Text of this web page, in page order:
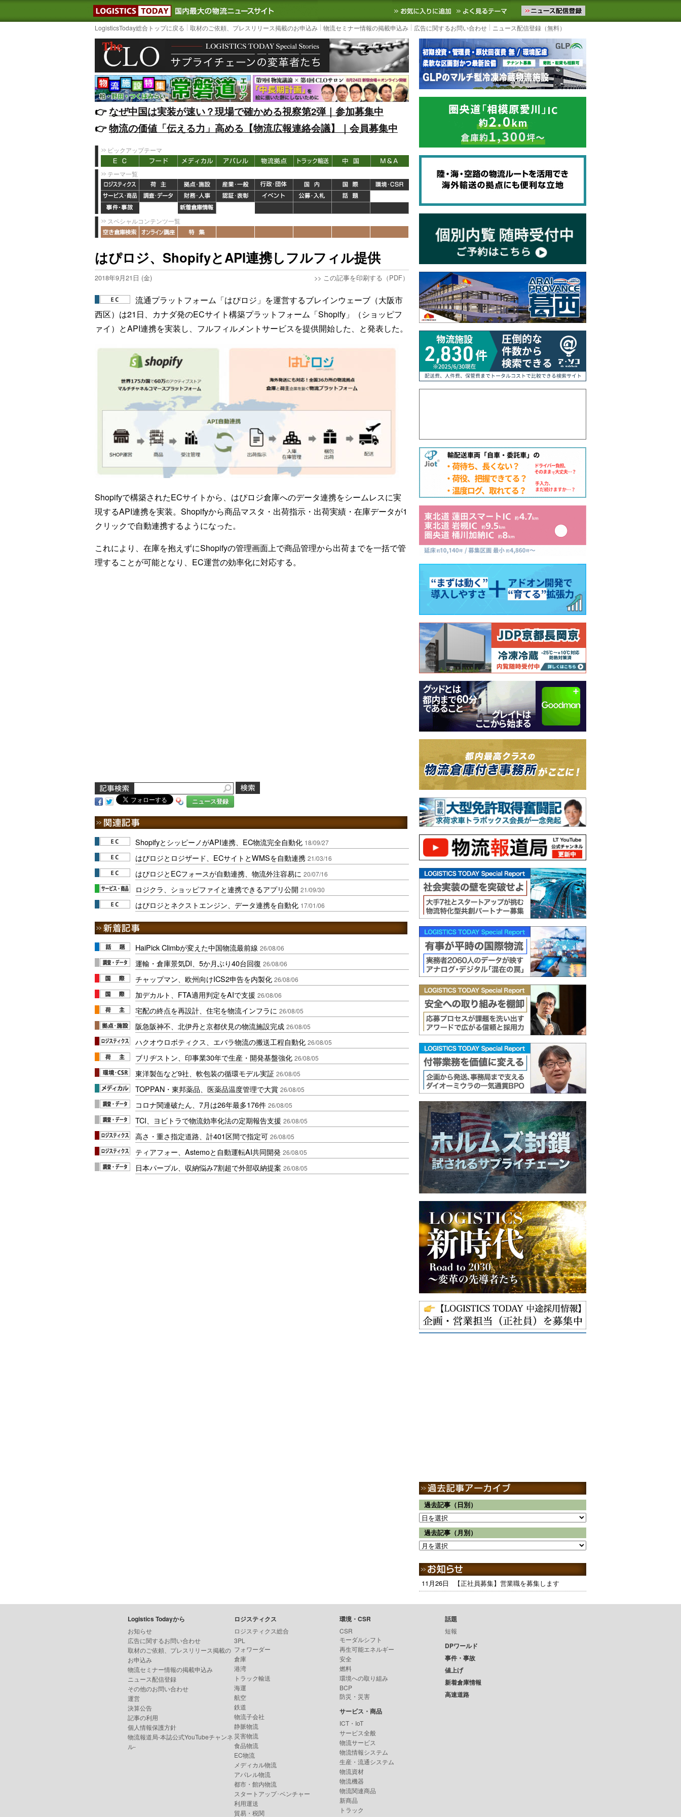
LOGISTICS TODAY｜国内最大の物流ニュースサイト3PL, SCMなど国内外の最新の物流ニュースをお届けします。物流ニュースメール配信を登録す
お気に入りに追加 よく見るテーマ
LogisticsToday総合トップに戻る 取材のご依頼、プレスリリース掲載のお申込み 物流セミナー情報の掲載申込み 広告に関するお問い合わせ ニュース配信登録（無料）
👉️なぜ中国は実装が速い？現場で確かめる視察第2弾｜参加募集中
👉️物流の価値「伝える力」高める【物流広報連絡会議】｜会員募集中
ピックアップテーマ
テーマ一覧
スペシャルコンテンツ一覧
はぴロジ、ShopifyとAPI連携しフルフィル提供
2018年9月21日 (金) >> この記事を印刷する（PDF）
流通プラットフォーム「はぴロジ」を運営するブレインウェーブ（大阪市
西区）は21日、カナダ発のECサイト構築プラットフォーム「Shopify」（ショッピフ
ァイ）とAPI連携を実装し、フルフィルメントサービスを提供開始した、と発表した。
Shopifyで構築されたECサイトから、はぴロジ倉庫へのデータ連携をシームレスに実
現するAPI連携を実装。Shopifyから商品マスタ・出荷指示・出荷実績・在庫データが1
クリックで自動連携するようになった。
これにより、在庫を抱えずにShopifyの管理画面上で商品管理から出荷までを一括で管
理することが可能となり、EC運営の効率化に対応する。
ニュース登録
ShopifyとシッピーノがAPI連携、EC物流完全自動化 18/09/27
はぴロジとロジザード、ECサイトとWMSを自動連携 21/03/16
はぴロジとECフォースが自動連携、物流外注容易に 20/07/16
ロジクラ、ショッピファイと連携できるアプリ公開 21/09/30
はぴロジとネクストエンジン、データ連携を自動化 17/01/06
HaiPick Climbが変えた中国物流最前線 26/08/06
運輸・倉庫景気DI、5か月ぶり40台回復 26/08/06
チャップマン、欧州向けICS2申告を内製化 26/08/06
加デカルト、FTA適用判定をAIで支援 26/08/06
宅配の終点を再設計、住宅を物流インフラに 26/08/05
阪急阪神不、北伊丹と京都伏見の物流施設完成 26/08/05
ハクオウロボティクス、エバラ物流の搬送工程自動化 26/08/05
ブリヂストン、印事業30年で生産・開発基盤強化 26/08/05
東洋製缶など9社、軟包装の循環モデル実証 26/08/05
TOPPAN・東邦薬品、医薬品温度管理で大賞 26/08/05
コロナ関連破たん、7月は26年最多176件 26/08/05
TCI、ヨビトラで物流効率化法の定期報告支援 26/08/05
高さ・重さ指定道路、計401区間で指定可 26/08/05
ティアフォー、Astemoと自動運転AI共同開発 26/08/05
日本パープル、収納悩み7割超で外部収納提案 26/08/05
過去記事（日別）
過去記事（月別）
11月26日 【正社員募集】営業職を募集します
Logistics Todayから
お知らせ
広告に関するお問い合わせ
取材のご依頼、プレスリリース掲載の
お申込み
物流セミナー情報の掲載申込み
ニュース配信登録
その他のお問い合わせ
運営
決算公告
記事の利用
個人情報保護方針
物流報道局-本誌公式YouTubeチャンネ
ル-
ロジスティクス
ロジスティクス総合
3PL
フォワーダー
倉庫
港湾
トラック輸送
海運
航空
鉄道
物流子会社
静脈物流
災害物流
食品物流
EC物流
メディカル物流
アパレル物流
都市・館内物流
スタートアップ･ベンチャー
利用運送
貿易・税関
環境・CSR
CSR
モーダルシフト
再生可能エネルギー
安全
燃料
環境への取り組み
BCP
防災・災害
サービス・商品
ICT・IoT
サービス全般
物流サービス
物流情報システム
生産・流通システム
物流資材
物流機器
物流関連商品
新商品
トラック
話題
短報
DPワールド
事件・事故
値上げ
新着倉庫情報
高速道路